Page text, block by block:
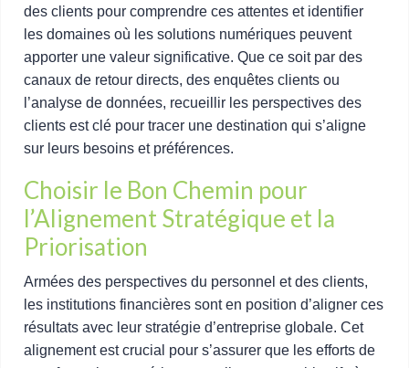
des clients pour comprendre ces attentes et identifier
les domaines où les solutions numériques peuvent
apporter une valeur significative. Que ce soit par des
canaux de retour directs, des enquêtes clients ou
l’analyse de données, recueillir les perspectives des
clients est clé pour tracer une destination qui s’aligne
sur leurs besoins et préférences.
Choisir le Bon Chemin pour
l’Alignement Stratégique et la
Priorisation
Armées des perspectives du personnel et des clients,
les institutions financières sont en position d’aligner ces
résultats avec leur stratégie d’entreprise globale. Cet
alignement est crucial pour s’assurer que les efforts de